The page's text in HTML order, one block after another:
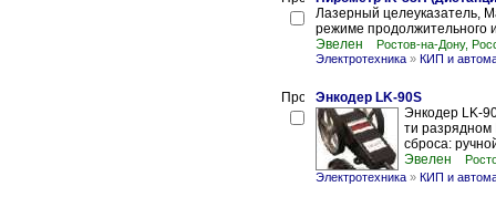
Лазерный целеуказатель,
режиме продолжительного
Эвелен
Ростов-на-Дону,
Электротехника » КИП и
Энкодер LK-90S
Энкодер LK-
ти разрядном
сброса:
Эвелен
Электротехника » КИП и